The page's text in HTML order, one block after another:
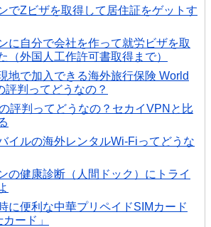
でZビザを取得して居住証をゲットす
に自分で会社を作って就労ビザを取
（外国人工作許可書取得まで）
地で加入できる海外旅行保険 World
評判ってどうなの？
評判ってどうなの？セカイVPNと比
イルの海外レンタルWi-Fiってどうな
の健康診断（人間ドック）にトライ
に便利な中華プリペイドSIMカード
カード」